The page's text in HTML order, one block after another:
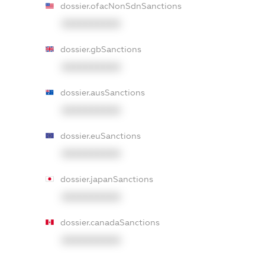
dossier.ofacNonSdnSanctions
dossier.gbSanctions
dossier.ausSanctions
dossier.euSanctions
dossier.japanSanctions
dossier.canadaSanctions